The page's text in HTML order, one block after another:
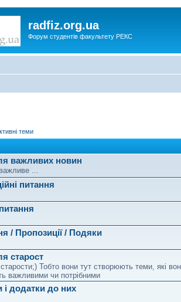
radfiz.org.ua
Форум студентів факультету РЕКС
теми
важливих новин
...
питання
/ Пропозиції / Подяки
старост
Тобто вони тут створюють теми, які
важливими чи потрібними
і додатки до них